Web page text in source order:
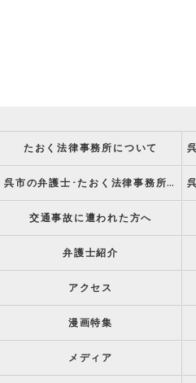
たおく法律事務所について
呉市の弁護士･たおく法律事務所の特徴
交通事故に遭われた方へ
弁護士紹介
アクセス
漫画特集
メディア